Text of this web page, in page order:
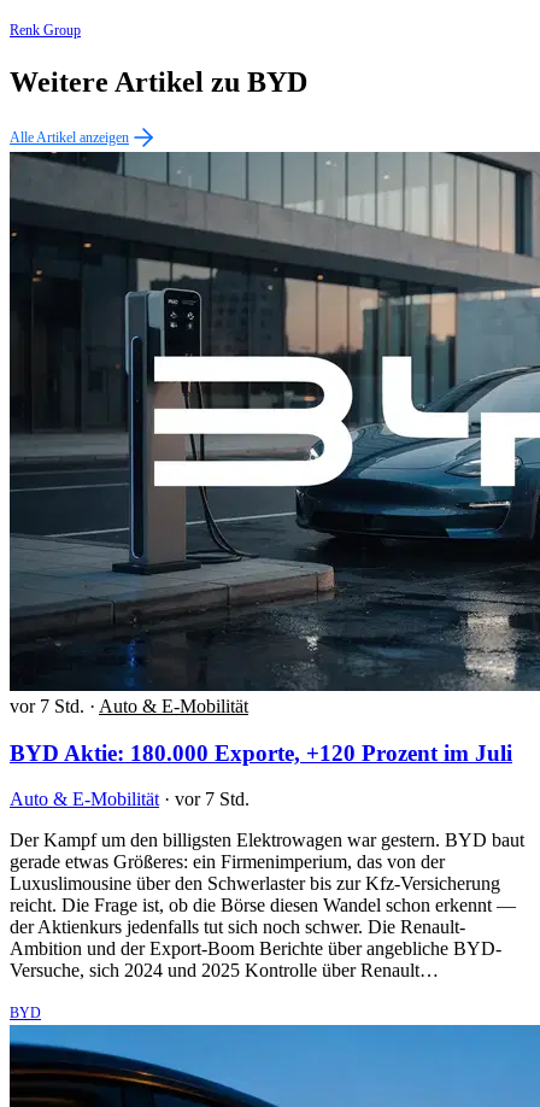
Renk Group
Weitere Artikel zu BYD
Alle Artikel anzeigen
vor 7 Std. · Auto & E-Mobilität
BYD Aktie: 180.000 Exporte, +120 Prozent im Juli
Auto & E-Mobilität · vor 7 Std.
Der Kampf um den billigsten Elektrowagen war gestern. BYD baut
gerade etwas Größeres: ein Firmenimperium, das von der
Luxuslimousine über den Schwerlaster bis zur Kfz-Versicherung
reicht. Die Frage ist, ob die Börse diesen Wandel schon erkennt —
der Aktienkurs jedenfalls tut sich noch schwer. Die Renault-
Ambition und der Export-Boom Berichte über angebliche BYD-
Versuche, sich 2024 und 2025 Kontrolle über Renault…
BYD